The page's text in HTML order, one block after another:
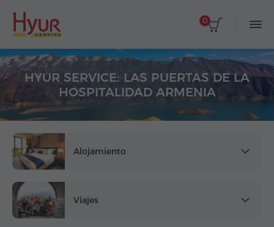
0
HYUR SERVICE: LAS PUERTAS DE LA
HOSPITALIDAD ARMENIA
Alojamiento
Viajes